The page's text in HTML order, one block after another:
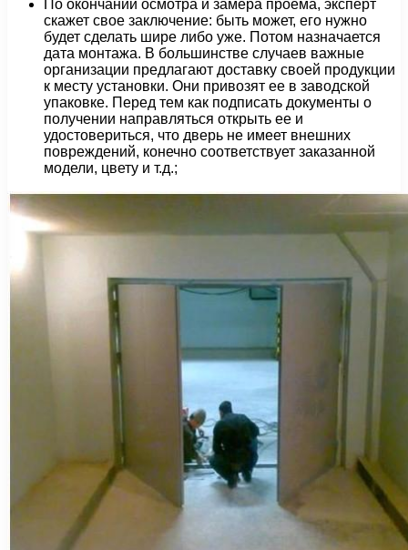
По окончании осмотра и замера проема, эксперт
скажет свое заключение: быть может, его нужно
будет сделать шире либо уже. Потом назначается
дата монтажа. В большинстве случаев важные
организации предлагают доставку своей продукции
к месту установки. Они привозят ее в заводской
упаковке. Перед тем как подписать документы о
получении направляться открыть ее и
удостовериться, что дверь не имеет внешних
повреждений, конечно соответствует заказанной
модели, цвету и т.д.;